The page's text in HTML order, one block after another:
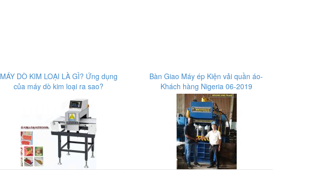
MÁY DÒ KIM LOẠI LÀ GÌ? Ứng dụng
của máy dò kim loại ra sao?
Bàn Giao Máy ép Kiện vải quần áo-
Khách hàng Nigeria 06-2019